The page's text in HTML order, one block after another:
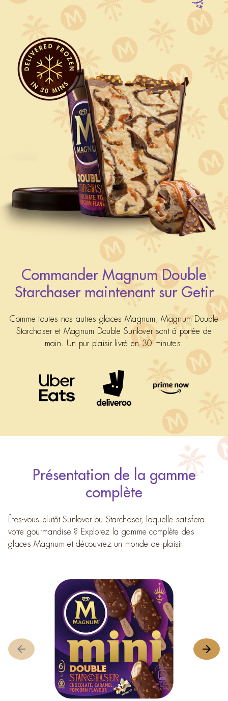
Commander Magnum Double
Starchaser maintenant sur Getir
Comme toutes nos autres glaces Magnum, Magnum Double
Starchaser et Magnum Double Sunlover sont à portée de
main. Un pur plaisir livré en 30 minutes.
Présentation de la gamme
complète
Êtes-vous plutôt Sunlover ou Starchaser, laquelle satisfera
votre gourmandise ? Explorez la gamme complète des
glaces Magnum et découvrez un monde de plaisir.